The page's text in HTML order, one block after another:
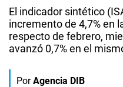
El indicador sintético
incremento de 4,7% en
respecto de febrero,
avanzó 0,7% en el
Por Agencia DIB